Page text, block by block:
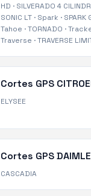
HD · SILVERADO 4
SONIC LT· Spark · SPARK
Tahoe ·TORNADO ·
Traverse ·TRAVERSE
Cortes GPS
ELYSEE
Cortes GPS
CASCADIA